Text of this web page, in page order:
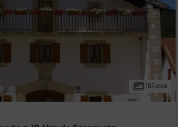
15 Fotos